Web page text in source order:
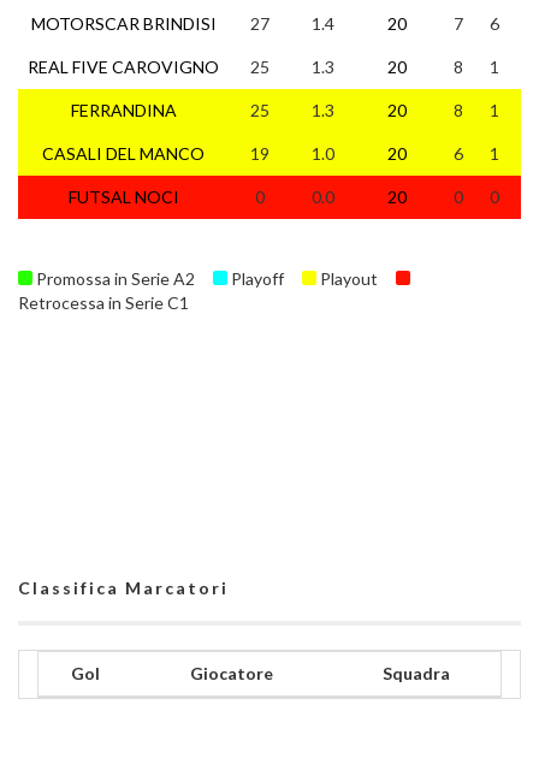
MOTORSCAR BRINDISI
REAL FIVE CAROVIGNO
FERRANDINA
CASALI DEL MANCO
FUTSAL NOCI
27 1.4 20 7 6
25 1.3 20 8 1
25 1.3 20 8 1
19 1.0 20 6 1
0 0.0 20 0 0
Promossa in Serie A2 Playoff
Playout
Retrocessa in Serie C1
Classifica Marcatori
Gol Giocatore Squadra